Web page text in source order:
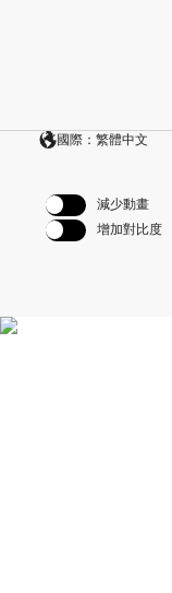
國際：繁體中文
減少動畫
增加對比度